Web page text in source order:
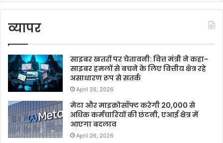
व्यापर
साइबर खतरों पर चेतावनी: वित्त मंत्री ने कहा-
साइबर हमलों से बचने के लिए वित्तीय क्षेत्र रहे
असाधारण रूप से सतर्क
April 26, 2026
मेटा और माइक्रोसॉफ्ट करेगी 20,000 से
अधिक कर्मचारियों की छंटनी, एआई क्षेत्र में
आएगा बदलाव
April 26, 2026